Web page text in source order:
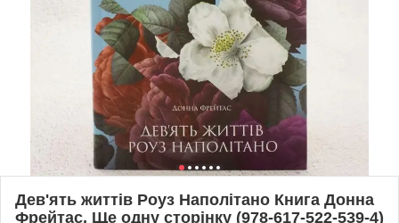
Дев'ять життів Роуз Наполітано Книга Донна
Фрейтас, Ще одну сторінку (978-617-522-539-4)